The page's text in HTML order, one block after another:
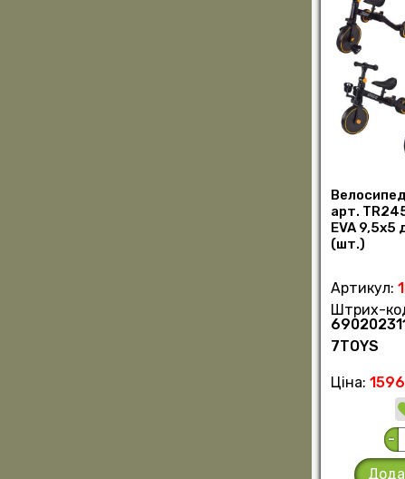
арт.
EVA 9,5х5
(шт.)
Артикул:
Штрих-
7TOYS
Ціна:
-